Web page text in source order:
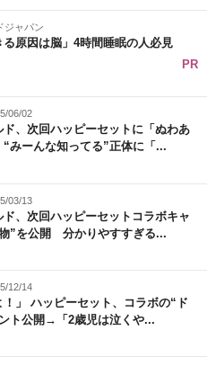
ジャパン
る原因は脳」4時間睡眠の人必見
PR
06/02
ド、次回ハッピーセットに「ぬわあ
みーんな知ってる”正体に「...
03/13
ド、次回ハッピーセットコラボキャ
”を公開 分かりやすすぎる...
12/14
！」 ハッピーセット、コラボの“ド
ト公開→「2歳児は泣くや...